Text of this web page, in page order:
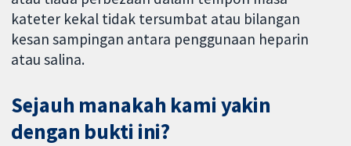
kateter kekal tidak tersumbat atau bilangan
kesan sampingan antara penggunaan heparin
atau salina.
Sejauh manakah kami yakin
dengan bukti ini?